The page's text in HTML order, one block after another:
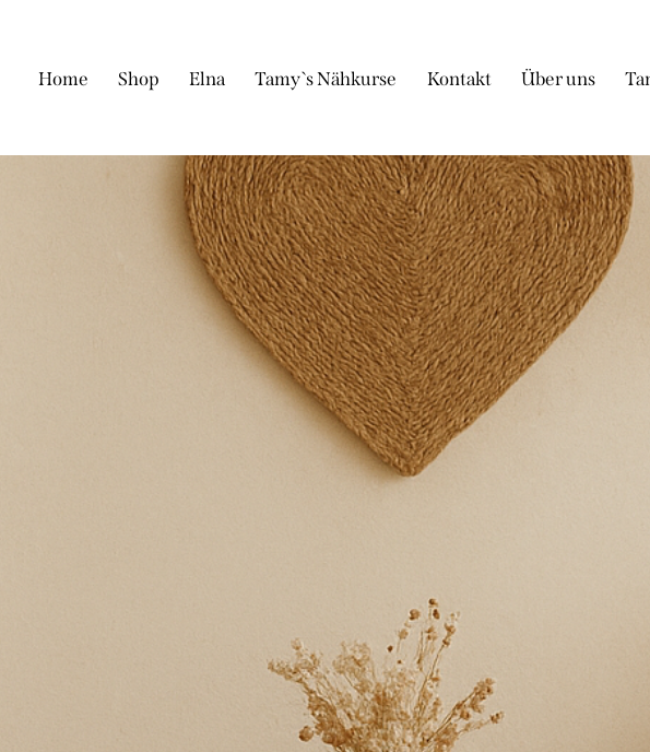
Home Shop Elna Tamy`s Nähkurse Kontakt Über uns
NEUES BEI STOFFWERK ARBON